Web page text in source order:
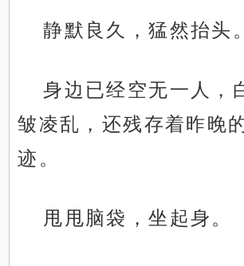
静默良久，猛然抬头。
身边已经空无一人，
皱凌乱，还残存着昨晚
迹。
甩甩脑袋，坐起身。